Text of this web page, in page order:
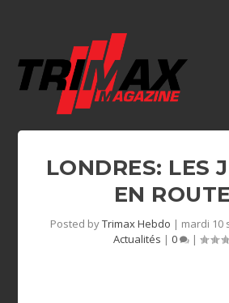
LONDRES: LES
EN
Posted byTrimax Hebdo | mardi 10
Actualités | 0 |